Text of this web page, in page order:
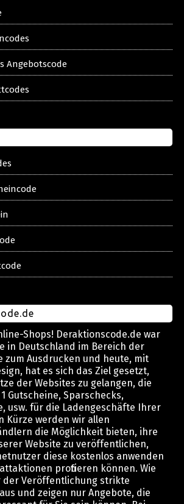
Angebotscode
Shops! Deraktionscode.de war
in Deutschland im Bereich der
zum Ausdrucken und heute, mit
hat es sich das Ziel gesetzt,
der Websites zu gelangen, die
Gutscheine, Sparschecks,
usw. für die Ladengeschäfte Ihrer
Kürze werden wir allen
die Möglichkeit bieten, ihre
Website zu veröffentlichen,
diese kostenlos anwenden
profitieren können. Wie
der Veröffentlichung strikte
und zeigen nur Angebote, die